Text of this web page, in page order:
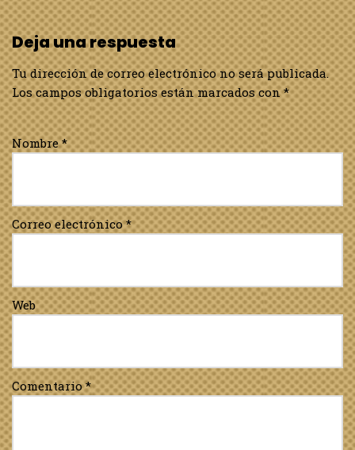
Deja una respuesta
Tu dirección de correo electrónico no será publicada.
Los campos obligatorios están marcados con*
Nombre*
Correo electrónico*
Web
Comentario*